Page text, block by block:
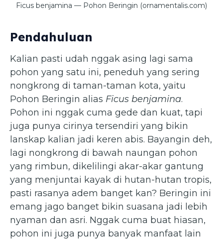
Ficus benjamina — Pohon Beringin (ornamentalis.com)
Pendahuluan
Kalian pasti udah nggak asing lagi sama
pohon yang satu ini, peneduh yang sering
nongkrong di taman-taman kota, yaitu
Pohon Beringin alias Ficus benjamina.
Pohon ini nggak cuma gede dan kuat, tapi
juga punya cirinya tersendiri yang bikin
lanskap kalian jadi keren abis. Bayangin deh,
lagi nongkrong di bawah naungan pohon
yang rimbun, dikelilingi akar-akar gantung
yang menjuntai kayak di hutan-hutan tropis,
pasti rasanya adem banget kan? Beringin ini
emang jago banget bikin suasana jadi lebih
nyaman dan asri. Nggak cuma buat hiasan,
pohon ini juga punya banyak manfaat lain